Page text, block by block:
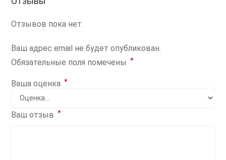
Отзывов пока нет.
Ваш адрес email не будет опубликован.
Обязательные поля помечены *
Ваша оценка *
Ваш отзыв *